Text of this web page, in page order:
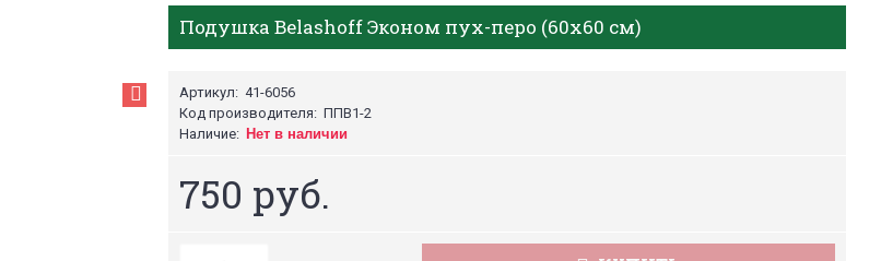
Подушка Belashoff Эконом пух-перо (60х60 см)
Артикул: 41-6056
Код производителя: ППВ1-2
Наличие: Нет в наличии
750 руб.